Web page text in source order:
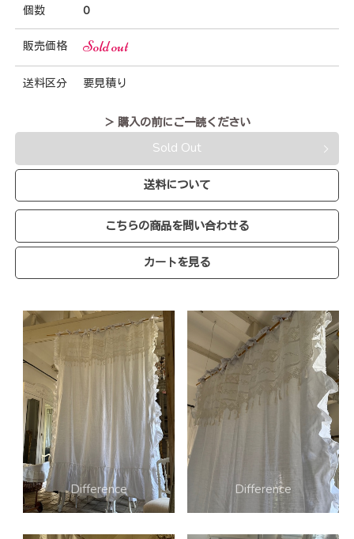
個数 0
販売価格 Sold out
送料区分 要見積り
＞ 購入の前にご一読ください
Sold Out
送料について
こちらの商品を問い合わせる
カートを見る